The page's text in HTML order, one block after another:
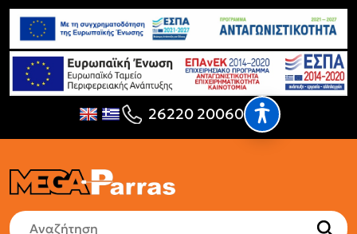
26220 20060